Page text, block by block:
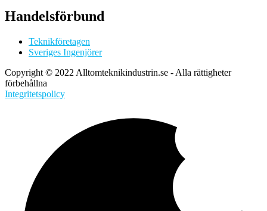
Handelsförbund
Teknikföretagen
Sveriges Ingenjörer
Copyright © 2022 Alltomteknikindustrin.se - Alla rättigheter
förbehållna
Integritetspolicy